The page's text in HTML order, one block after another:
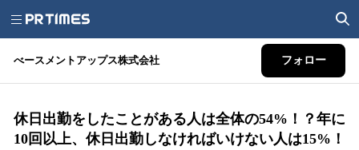
べースメントアップス株式会社 フォロー
休日出勤をしたことがある人は全体の54%！？年に
10回以上、休日出勤しなければいけない人は15%！